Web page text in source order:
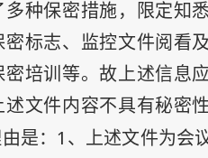
种保密措施，限定知
标志、监控文件阅看
培训等。故上述信息
文件内容不具有秘密
是： 1 、上述文件为会